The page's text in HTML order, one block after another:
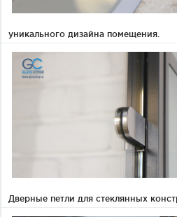
уникального дизайна помещения.
Дверные петли для стеклянных